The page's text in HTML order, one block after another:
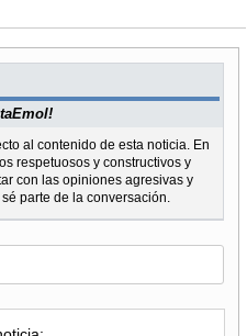
al contenido de esta noticia. En
respetuosos y constructivos y
con las opiniones agresivas y
parte de la conversación.